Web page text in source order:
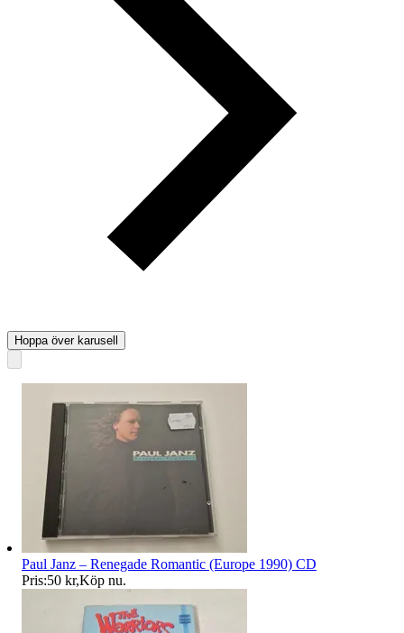
Hoppa över karusell
Paul Janz – Renegade Romantic (Europe 1990) CD
Pris:50 kr,Köp nu.